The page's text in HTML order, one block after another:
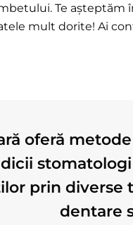
Te
mult dorite! Ai
oferă
prin diverse
dentare